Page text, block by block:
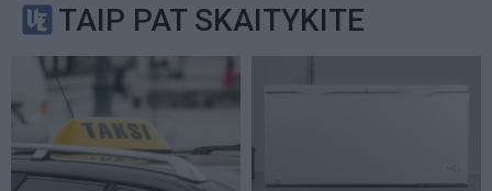
TAIP PAT SKAITYKITE